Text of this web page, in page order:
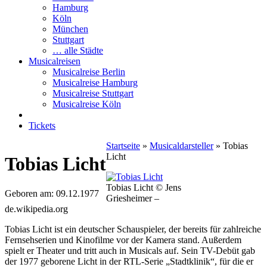
Hamburg
Köln
München
Stuttgart
… alle Städte
Musicalreisen
Musicalreise Berlin
Musicalreise Hamburg
Musicalreise Stuttgart
Musicalreise Köln
Tickets
Tobias Licht
Geboren am: 09.12.1977
Startseite » Musicaldarsteller» Tobias
Licht
Tobias Licht © Jens
Griesheimer –
de.wikipedia.org
Tobias Licht ist ein deutscher Schauspieler, der bereits für zahlreiche
Fernsehserien und Kinofilme vor der Kamera stand. Außerdem
spielt er Theater und tritt auch in Musicals auf. Sein TV-Debüt gab
der 1977 geborene Licht in der RTL-Serie „Stadtklinik“, für die er